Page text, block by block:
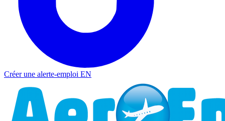
Créer une alerte-emploi EN